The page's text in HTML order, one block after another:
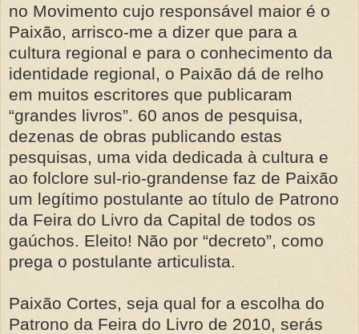
no Movimento cujo responsável maior é o
Paixão, arrisco-me a dizer que para a
cultura regional e para o conhecimento da
identidade regional, o Paixão dá de relho
em muitos escritores que publicaram
“grandes livros”. 60 anos de pesquisa,
dezenas de obras publicando estas
pesquisas, uma vida dedicada à cultura e
ao folclore sul-rio-grandense faz de Paixão
um legítimo postulante ao título de Patrono
da Feira do Livro da Capital de todos os
gaúchos. Eleito! Não por “decreto”, como
prega o postulante articulista.
Paixão Cortes, seja qual for a escolha do
Patrono da Feira do Livro de 2010, serás